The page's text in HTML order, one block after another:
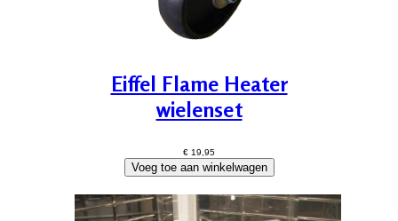
Eiffel Flame Heater
wielenset
€ 19,95